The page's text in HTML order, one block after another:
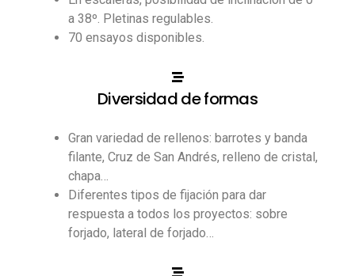
a 38º. Pletinas regulables.
70 ensayos disponibles.
Diversidad de formas
Gran variedad de rellenos: barrotes y banda
filante, Cruz de San Andrés, relleno de cristal,
chapa…
Diferentes tipos de fijación para dar
respuesta a todos los proyectos: sobre
forjado, lateral de forjado…